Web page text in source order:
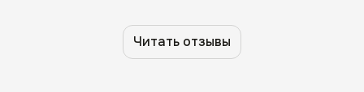
Читать отзывы